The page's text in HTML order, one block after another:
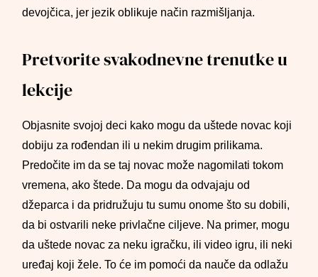
devojčica, jer jezik oblikuje način razmišljanja.
Pretvorite svakodnevne trenutke u
lekcije
Objasnite svojoj deci kako mogu da uštede novac koji
dobiju za rođendan ili u nekim drugim prilikama.
Predočite im da se taj novac može nagomilati tokom
vremena, ako štede. Da mogu da odvajaju od
džeparca i da pridružuju tu sumu onome što su dobili,
da bi ostvarili neke privlačne ciljeve. Na primer, mogu
da uštede novac za neku igračku, ili video igru, ili neki
uređaj koji žele. To će im pomoći da nauče da odlažu